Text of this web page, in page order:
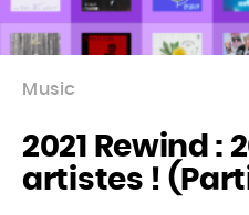
Music
2021 Rewind :
artistes !